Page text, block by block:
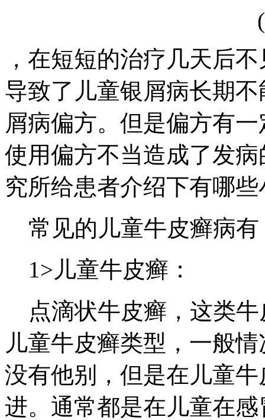
，在短短的治疗几天后
导致了儿童银屑病长期
屑病偏方。但是偏方有
使用偏方不当造成了发
究所给患者介绍下有哪
常见的儿童牛皮癣病有
1>儿童牛皮癣：
点滴状牛皮癣，这类牛
儿童牛皮癣类型，一般
没有他别，但是在儿童
进。通常都是在儿童在